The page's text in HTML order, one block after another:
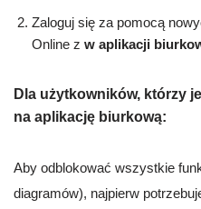
Zaloguj się za pomocą
Online z w aplikacji
Dla użytkowników, którzy
na aplikację biurkową:
Aby odblokować wszystkie
diagramów), najpierw